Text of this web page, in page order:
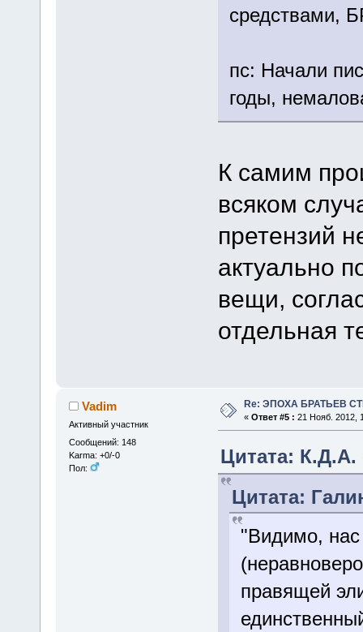
средствами,
пс: Начали
годы,
К самим
всяком
претензий
актуально
вещи,
отдельная
Vadim
Активный участник
Сообщений: 148
Karma: +0/-0
Пол:
Re: ЭПОХА БРАТЬЕВ
« Ответ #5 : 21 Нояб. 2012,
Цитата: К.Д.А.
Цитата:
"Видимо, нас
правящей